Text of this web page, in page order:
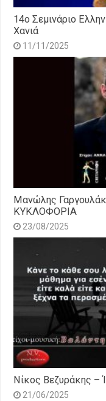
14o Σεμινάριο
Χανιά
11/11/2025
Μανώλης
ΚΥΚΛΟΦΟΡΙΑ
23/08/2025
Νίκος Βεζυράκης –
21/06/2025